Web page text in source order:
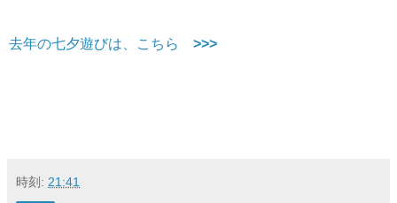
去年の七夕遊びは、こちら >>>
時刻: 21:41